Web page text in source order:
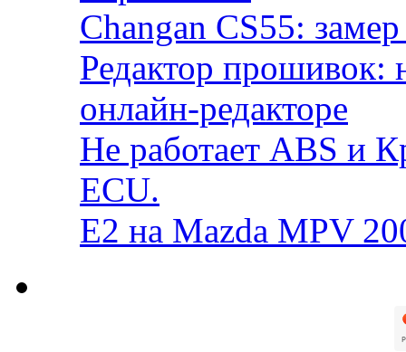
Changan CS55:
Редактор прошивок:
онлайн-редакторе
Не работает ABS и
ECU.
E2 на Mazda MPV